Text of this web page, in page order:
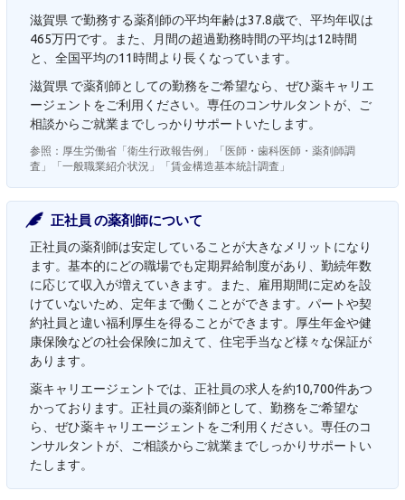
滋賀県 で勤務する薬剤師の平均年齢は37.8歳で、平均年収は
465万円です。また、月間の超過勤務時間の平均は12時間
と、全国平均の11時間より長くなっています。
滋賀県 で薬剤師としての勤務をご希望なら、ぜひ薬キャリエ
ージェントをご利用ください。専任のコンサルタントが、ご
相談からご就業までしっかりサポートいたします。
参照：厚生労働省「衛生行政報告例」「医師・歯科医師・薬剤師調
査」「一般職業紹介状況」「賃金構造基本統計調査」
正社員 の薬剤師について
正社員の薬剤師は安定していることが大きなメリットになり
ます。基本的にどの職場でも定期昇給制度があり、勤続年数
に応じて収入が増えていきます。また、雇用期間に定めを設
けていないため、定年まで働くことができます。パートや契
約社員と違い福利厚生を得ることができます。厚生年金や健
康保険などの社会保険に加えて、住宅手当など様々な保証が
あります。
薬キャリエージェントでは、正社員の求人を約10,700件あつ
かっております。正社員の薬剤師として、勤務をご希望な
ら、ぜひ薬キャリエージェントをご利用ください。専任のコ
ンサルタントが、ご相談からご就業までしっかりサポートい
たします。